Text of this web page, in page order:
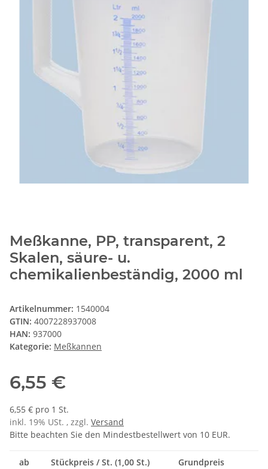
Meßkanne, PP, transparent, 2
Skalen, säure- u.
chemikalienbeständig, 2000 ml
Artikelnummer: 1540004
GTIN: 4007228937008
HAN: 937000
Kategorie: Meßkannen
6,55 €
6,55 € pro 1 St.
inkl. 19% USt. , zzgl. Versand
Bitte beachten Sie den Mindestbestellwert von 10 EUR.
ab Stückpreis / St. (1,00 St.) Grundpreis